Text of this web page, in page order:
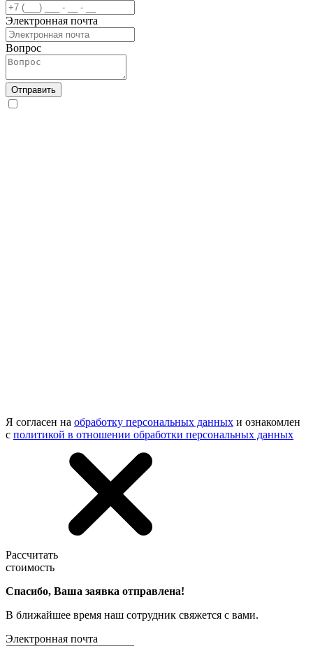
Электронная почта
Вопрос
Отправить
Я согласен на обработку персональных данных и ознакомлен
с политикой в отношении обработки персональных данных
Рассчитать
стоимость
Спасибо, Ваша заявка отправлена!
В ближайшее время наш сотрудник свяжется с вами.
Электронная почта